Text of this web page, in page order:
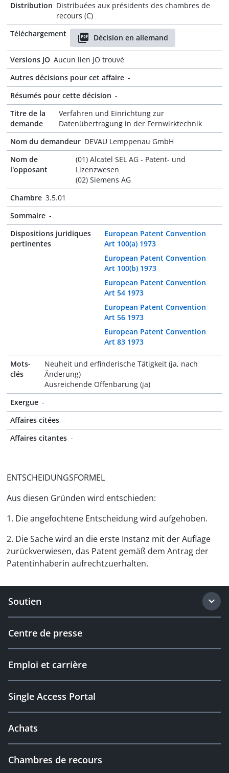
Distribution Distribuées aux présidents des chambres de
recours (C)
Téléchargement
Décision en allemand
Versions JO Aucun lien JO trouvé
Autres décisions pour cet affaire -
Résumés pour cette décision -
Titre de la
demande
Verfahren und Einrichtung zur
Datenübertragung in der Fernwirktechnik
Nom du demandeur DEVAU Lemppenau GmbH
Nom de
l'opposant
(01) Alcatel SEL AG - Patent- und
Lizenzwesen
(02) Siemens AG
Chambre 3.5.01
Sommaire -
Dispositions juridiques
pertinentes
European Patent Convention
Art 100(a) 1973
European Patent Convention
Art 100(b) 1973
European Patent Convention
Art 54 1973
European Patent Convention
Art 56 1973
European Patent Convention
Art 83 1973
Mots-
clés
Neuheit und erfinderische Tätigkeit (ja, nach
Änderung)
Ausreichende Offenbarung (ja)
Exergue -
Affaires citées -
Affaires citantes -
ENTSCHEIDUNGSFORMEL
Aus diesen Gründen wird entschieden:
1. Die angefochtene Entscheidung wird aufgehoben.
2. Die Sache wird an die erste Instanz mit der Auflage
zurückverwiesen, das Patent gemäß dem Antrag der
Patentinhaberin aufrechtzuerhalten.
Soutien
Centre de presse
Emploi et carrière
Single Access Portal
Achats
Chambres de recours